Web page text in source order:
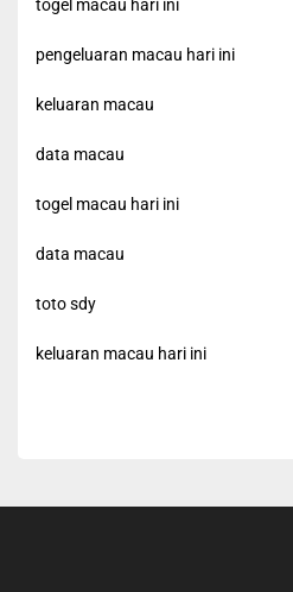
togel macau hari ini
pengeluaran macau hari ini
keluaran macau
data macau
togel macau hari ini
data macau
toto sdy
keluaran macau hari ini